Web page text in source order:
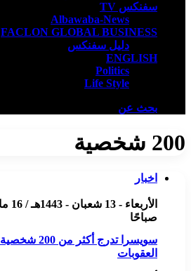
سفنكس TV
Albawaba-News
FACLON GLOBAL BUSINESS
دليل سفنكس
ENGLISH
Politics
Life Style
بحث عن
200 شخصية
اخبار
صباحًا
سويسرا تدرج
العقوبات